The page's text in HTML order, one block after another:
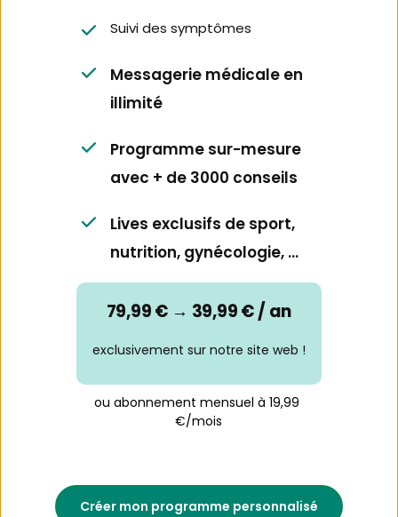
Suivi des symptômes
Messagerie médicale en
illimité
Programme sur-mesure
avec + de 3000 conseils
Lives exclusifs de sport,
nutrition, gynécologie, ...
79,99 € → 39,99 € / an
exclusivement sur notre site web !
ou abonnement mensuel à 19,99
€/mois
Créer mon programme personnalisé